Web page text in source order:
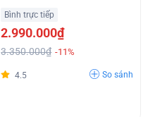
Bình trực tiếp
2.990.000₫
3.350.000₫ -11%
4.5 So sánh